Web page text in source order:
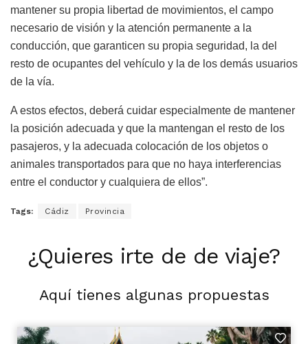
mantener su propia libertad de movimientos, el campo
necesario de visión y la atención permanente a la
conducción, que garanticen su propia seguridad, la del
resto de ocupantes del vehículo y la de los demás usuarios
de la vía.
A estos efectos, deberá cuidar especialmente de mantener
la posición adecuada y que la mantengan el resto de los
pasajeros, y la adecuada colocación de los objetos o
animales transportados para que no haya interferencias
entre el conductor y cualquiera de ellos”.
Tags: Cádiz Provincia
¿Quieres irte de de viaje?
Aquí tienes algunas propuestas